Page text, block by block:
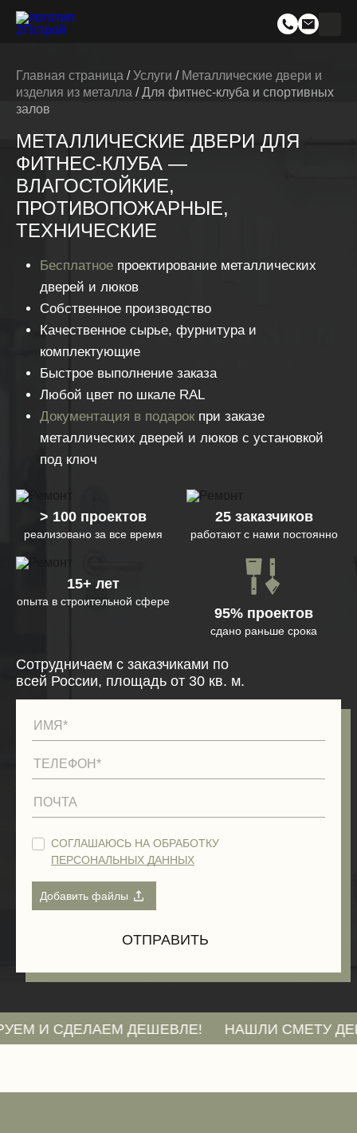
Главная страница /Услуги / Металлические двери и
изделия из металла /Для фитнес-клуба и спортивных
залов
МЕТАЛЛИЧЕСКИЕ ДВЕРИ ДЛЯ
ФИТНЕС-КЛУБА —
ВЛАГОСТОЙКИЕ,
ПРОТИВОПОЖАРНЫЕ,
ТЕХНИЧЕСКИЕ
Бесплатное проектирование металлических
дверей и люков
Собственное производство
Качественное сырье, фурнитура и
комплектующие
Быстрое выполнение заказа
Любой цвет по шкале RAL
Документация в подарок при заказе
металлических дверей и люков с установкой
под ключ
> 100 проектов
реализовано за все время
25 заказчиков
работают с нами постоянно
15+ лет
опыта в строительной сфере
95% проектов
сдано раньше срока
Сотрудничаем с заказчиками по
всей России, площадь от 30 кв. м.
СОГЛАШАЮСЬ НА ОБРАБОТКУ
ПЕРСОНАЛЬНЫХ ДАННЫХ
ДЕШЕВЛЕ! НАШЛИ СМЕТУ